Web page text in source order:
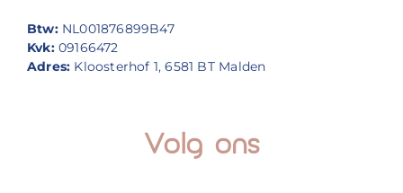
Btw: NL001876899B47
Kvk:09166472
Adres: Kloosterhof 1, 6581 BT Malden
Volg ons